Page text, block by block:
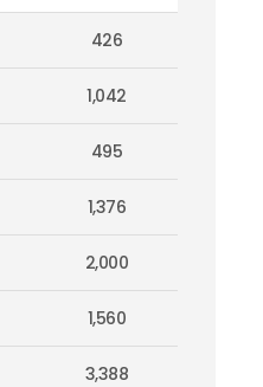
426
1,042
495
1,376
2,000
1,560
3,388